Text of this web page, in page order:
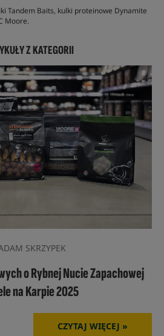
Tandem Baits, kulki proteinowe Dynamite
Moore.
Z KATEGORII
SKRZYPEK
o Rybnej Nucie Zapachowej
na Karpie 2025
CZYTAJ WIĘCEJ »